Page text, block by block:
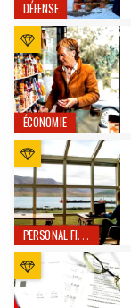
DÉFENSE
ÉCONOMIE
PERSONAL FINANCE